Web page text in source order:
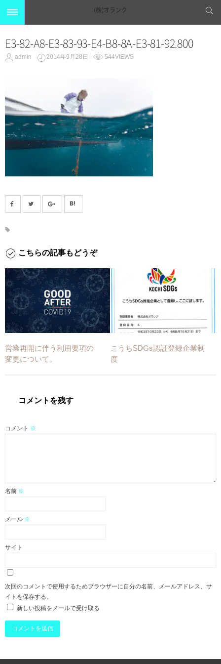
(株)オランク
E3-82-A8-E3-83-93-E4-B8-8A-E3-81-92.800
admin 2014年9月28日 544VIEWS
こちらの記事もどうぞ
営業再開に伴う利用要項の
変更について。
こうちSDGs認証登録企業制
度
コメントを残す
コメント ※
名前 ※
メール ※
サイト
次回のコメントで使用するためブラウザーに自分の名前、メールアドレス、サ
イトを保存する。
新しい投稿をメールで受け取る